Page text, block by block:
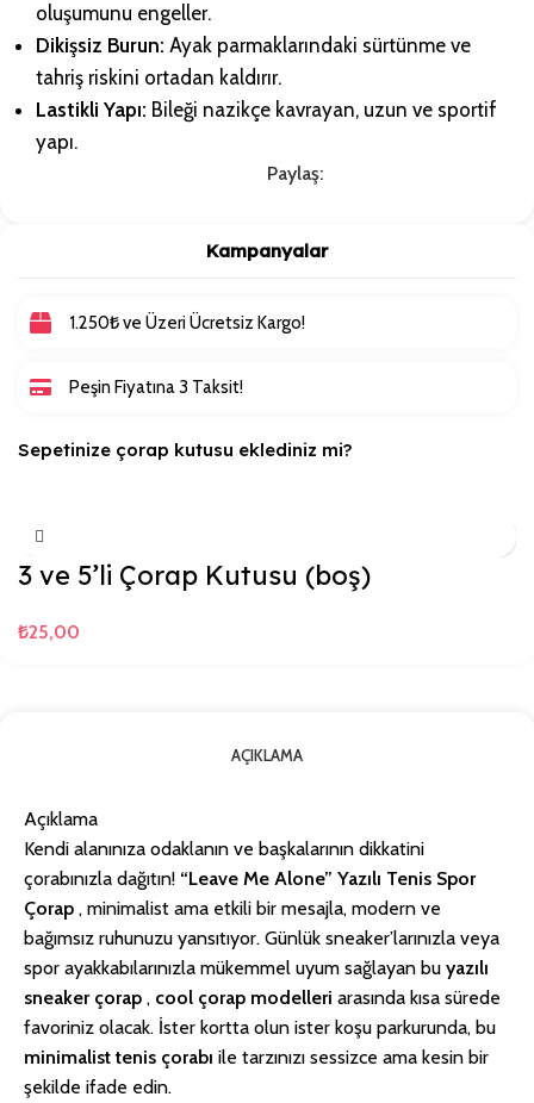
oluşumunu engeller.
Dikişsiz Burun: Ayak parmaklarındaki sürtünme ve
tahriş riskini ortadan kaldırır.
Lastikli Yapı: Bileği nazikçe kavrayan, uzun ve sportif
yapı.
Paylaş:
Kampanyalar
1.250₺ ve Üzeri Ücretsiz Kargo!
Peşin Fiyatına 3 Taksit!
Sepetinize çorap kutusu eklediniz mi?
3 ve 5’li Çorap Kutusu (boş)
₺25,00
AÇIKLAMA
Açıklama
Kendi alanınıza odaklanın ve başkalarının dikkatini
çorabınızla dağıtın! “Leave Me Alone” Yazılı Tenis Spor
Çorap , minimalist ama etkili bir mesajla, modern ve
bağımsız ruhunuzu yansıtıyor. Günlük sneaker’larınızla veya
spor ayakkabılarınızla mükemmel uyum sağlayan bu yazılı
sneaker çorap , cool çorap modelleri arasında kısa sürede
favoriniz olacak. İster kortta olun ister koşu parkurunda, bu
minimalist tenis çorabı ile tarzınızı sessizce ama kesin bir
şekilde ifade edin.